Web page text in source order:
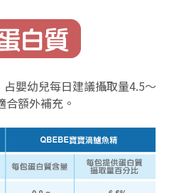
嬰幼兒每日建議攝取量4.5～
合額外補充。